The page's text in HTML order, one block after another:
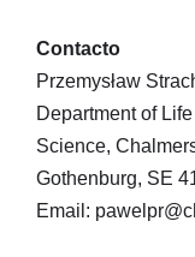
Contacto
Przemysław
Department of
Science,
Gothenburg, SE
Email: